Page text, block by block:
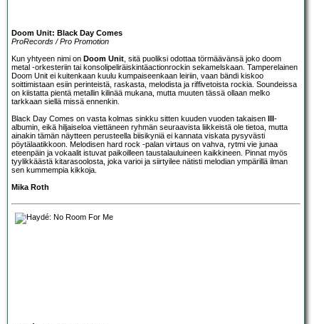
Doom Unit: Black Day Comes
ProRecords / Pro Promotion
Kun yhtyeen nimi on Doom Unit , sitä puoliksi odottaa törmäävänsä joko doom
metal -orkesteriin tai konsolipeliräiskintäactionrockin sekamelskaan. Tamperelainen
Doom Unit ei kuitenkaan kuulu kumpaiseenkaan leiriin, vaan bändi kiskoo
soittimistaan esiin perinteistä, raskasta, melodista ja riffivetoista rockia. Soundeissa
on kiistatta pientä metallin kilinää mukana, mutta muuten tässä ollaan melko
tarkkaan siellä missä ennenkin.
Black Day Comes on vasta kolmas sinkku sitten kuuden vuoden takaisen III-
albumin, eikä hiljaiseloa viettäneen ryhmän seuraavista liikkeistä ole tietoa, mutta
ainakin tämän näytteen perusteella biisikyniä ei kannata viskata pysyvästi
pöytälaatikkoon. Melodisen hard rock -palan virtaus on vahva, rytmi vie junaa
eteenpäin ja vokaalit istuvat paikoilleen taustalauluineen kaikkineen. Pinnat myös
tyylikkäästä kitarasoolosta, joka varioi ja siirtyilee nätisti melodian ympärillä ilman
sen kummempia kikkoja.
Mika Roth